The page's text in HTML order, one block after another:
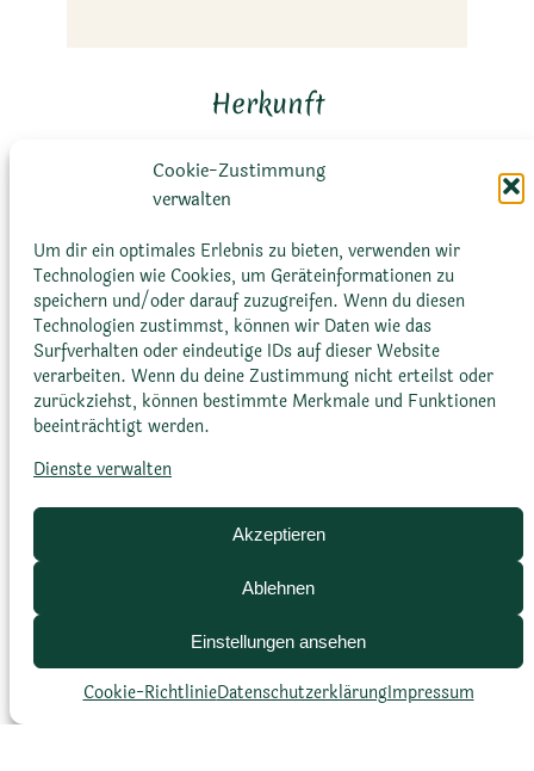
Cookie-Zustimmung
verwalten
Um dir ein optimales Erlebnis zu bieten, verwenden wir
Technologien wie Cookies, um Geräteinformationen zu
speichern und/oder darauf zuzugreifen. Wenn du diesen
Technologien zustimmst, können wir Daten wie das
Surfverhalten oder eindeutige IDs auf dieser Website
verarbeiten. Wenn du deine Zustimmung nicht erteilst oder
zurückziehst, können bestimmte Merkmale und Funktionen
beeinträchtigt werden.
Dienste verwalten
Akzeptieren
Ablehnen
Einstellungen ansehen
Cookie-RichtlinieDatenschutz­erklärungImpressum
Herkunft
Lebensraum
Trockene, felsige Gebiete in Madagaskar
Tropisch bis subtropisch